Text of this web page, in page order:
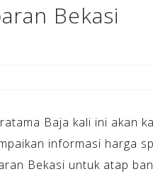
Bekasi
Baja kali ini akan
informasi harga
Bekasi untuk atap